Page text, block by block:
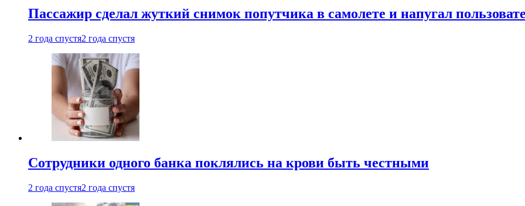
Пассажир сделал жуткий снимок попутчика в самолете и напугал
2 года спустя2 года спустя
Сотрудники одного банка поклялись на крови быть честными
2 года спустя2 года спустя